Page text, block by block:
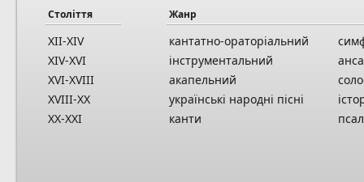
Століття
XII-XIV
XIV-XVI
XVI-XVIII
XVIII-XX
XX-XXI
Жанр
кантатно-ораторіальний
інструментальний
акапельний
українські народні пісні
канти